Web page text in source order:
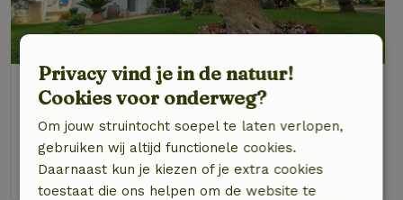
Natuurhuisje in Marina di Ginosa
Puglia, Italië
2 personen
1 slaapkamer
bekijk
Privacy vind je in de natuur!
Cookies voor onderweg?
Om jouw struintocht soepel te laten verlopen,
gebruiken wij altijd functionele cookies.
Daarnaast kun je kiezen of je extra cookies
toestaat die ons helpen om de website te